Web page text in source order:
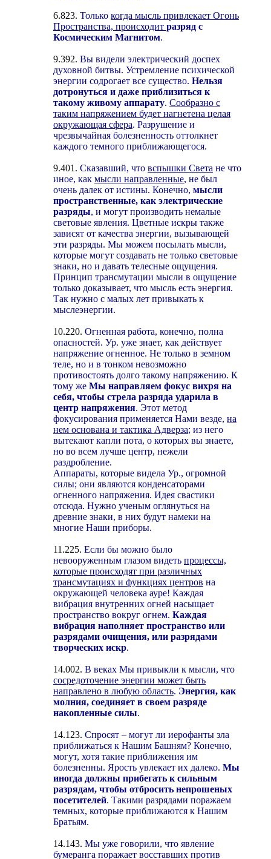
6.823. Только когда мысль привлекает Огонь
Пространства, происходит разряд с
Космическим Магнитом.
9.392. Вы видели электрический доспех
духовной битвы. Устремление психической
энергии содрогает все существо. Нельзя
дотронуться и даже приблизиться к
такому живому аппарату. Сообразно с
таким напряжением будет нагнетена целая
окружающая сфера. Разрушение и
чрезвычайная болезненность оттолкнет
каждого темного приближающегося.
9.401. Сказавший, что вспышки Света не что
иное, как мысли направленные, не был
очень далек от истины. Конечно, мысли
пространственные, как электрические
разряды, и могут производить немалые
световые явления. Цветные искры также
зависят от качества энергии, вызывающей
эти разряды. Мы можем посылать мысли,
которые могут создавать не только световые
знаки, но и давать телесные ощущения.
Принцип трансмутации мысли в ощущение
только доказывает, что мысль есть энергия.
Так нужно с малых лет привыкать к
мыслеэнергии.
10.220. Огненная работа, конечно, полна
опасностей. Ур. уже знает, как действует
напряжение огненное. Не только в земном
теле, но и в тонком невозможно
противостоять долго такому напряжению. К
тому же Мы направляем фокус вихря на
себя, чтобы стрела разряда ударила в
центр напряжения. Этот метод
фокусирования применяется Нами везде, на
нем основана и тактика Адверза; из него
вытекают капли пота, о которых вы знаете,
но во всем лучше центр, нежели
раздробление.
Аппараты, которые видела Ур., огромной
силы; они являются конденсаторами
огненного напряжения. Идея свастики
отсюда. Нужно ученым оглянуться на
древние знаки, в них будут намеки на
многие Наши приборы.
11.225. Если бы можно было
невооруженным глазом видеть процессы,
которые происходят при различных
трансмутациях и функциях центров на
окружающей человека ауре! Каждая
вибрация внутренних огней насыщает
пространство вокруг огнем. Каждая
вибрация наполняет пространство или
разрядами очищения, или разрядами
творческих искр.
14.002. В веках Мы привыкли к мысли, что
сосредоточение энергии может быть
направлено в любую область. Энергия, как
молния, соединяет в своем разряде
накопленные силы.
14.123. Спросят – могут ли иерофанты зла
приближаться к Нашим Башням? Конечно,
могут, хотя такие приближения им
болезненны. Ярость увлекает их далеко. Мы
иногда должны прибегать к сильным
разрядам, чтобы отбросить непрошеных
посетителей. Такими разрядами поражаем
темных, которые приближаются к Нашим
Братьям.
14.143. Мы уже говорили, что явление
бумеранга поражает восставших против